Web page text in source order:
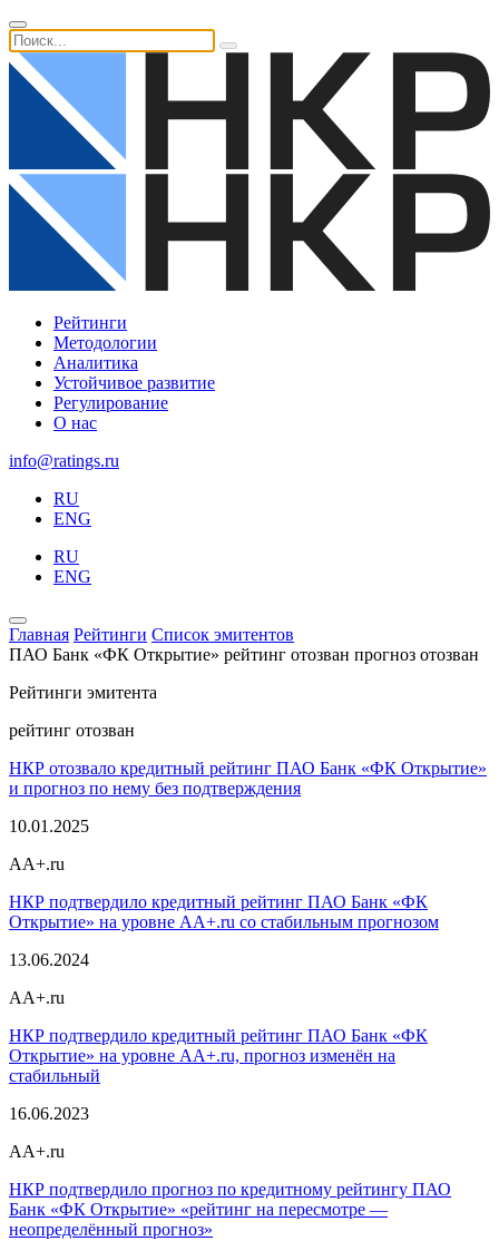
Рейтинги
Методологии
Аналитика
Устойчивое развитие
Регулирование
О нас
info@ratings.ru
RU
ENG
RU
ENG
Главная Рейтинги Список эмитентов
ПАО Банк «ФК Открытие» рейтинг отозван прогноз отозван
Рейтинги эмитента
рейтинг отозван
НКР отозвало кредитный рейтинг ПАО Банк «ФК Открытие»
и прогноз по нему без подтверждения
10.01.2025
AA+.ru
НКР подтвердило кредитный рейтинг ПАО Банк «ФК
Открытие» на уровне AA+.ru со стабильным прогнозом
13.06.2024
AA+.ru
НКР подтвердило кредитный рейтинг ПАО Банк «ФК
Открытие» на уровне AA+.ru, прогноз изменён на
стабильный
16.06.2023
AA+.ru
НКР подтвердило прогноз по кредитному рейтингу ПАО
Банк «ФК Открытие» «рейтинг на пересмотре —
неопределённый прогноз»